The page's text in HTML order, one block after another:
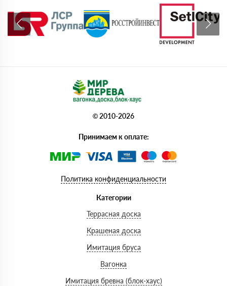
© 2010-2026
Принимаем к оплате:
Политика конфиденциальности
Категории
Террасная доска
Крашеная доска
Имитация бруса
Вагонка
Имитация бревна (блок-хаус)